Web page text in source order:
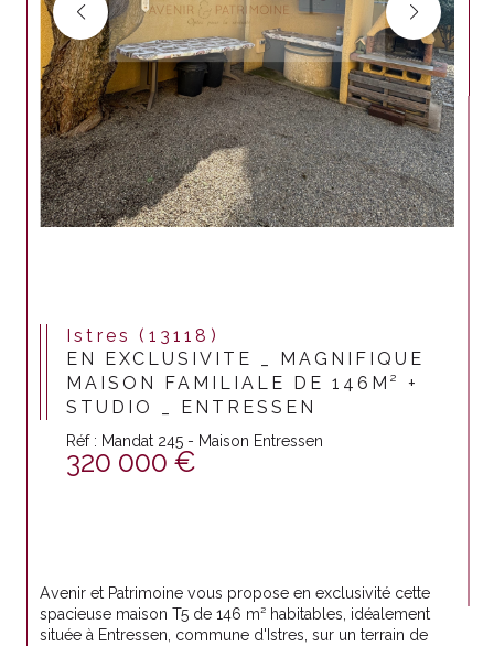
Istres (13118)
EN EXCLUSIVITE _ MAGNIFIQUE
MAISON FAMILIALE DE 146M² +
STUDIO _ ENTRESSEN
Réf : Mandat 245 - Maison Entressen
320 000 €
Avenir et Patrimoine vous propose en exclusivité cette
spacieuse maison T5 de 146 m² habitables, idéalement
située à Entressen, commune d'Istres, sur un terrain de